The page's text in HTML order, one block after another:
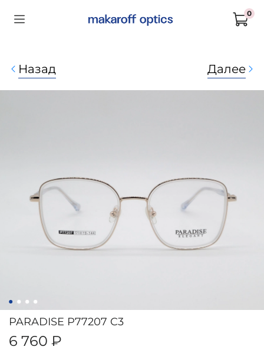
0
Назад Далее
PARADISE P77207 C3
6 760 ₽